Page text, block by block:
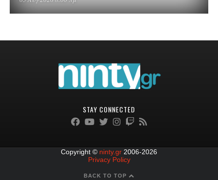
STAY CONNECTED
Copyright © ninty.gr 2006-2026
Privacy Policy
BACK TO TOP